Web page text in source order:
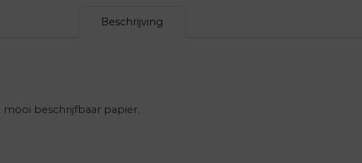
Beschrijving
beschrijfbaar papier.